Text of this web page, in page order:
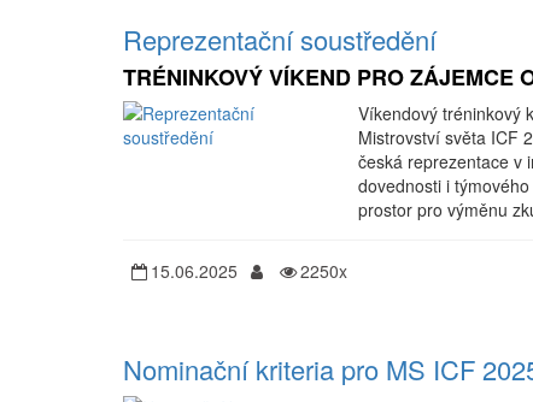
Reprezentační soustředění
TRÉNINKOVÝ VÍKEND PRO ZÁJEMCE
Víkendový tréninkový
Mistrovství světa ICF
česká reprezentace v
dovednosti i
prostor pro výměnu
15.06.2025 2250x
Nominační kriteria pro MS ICF